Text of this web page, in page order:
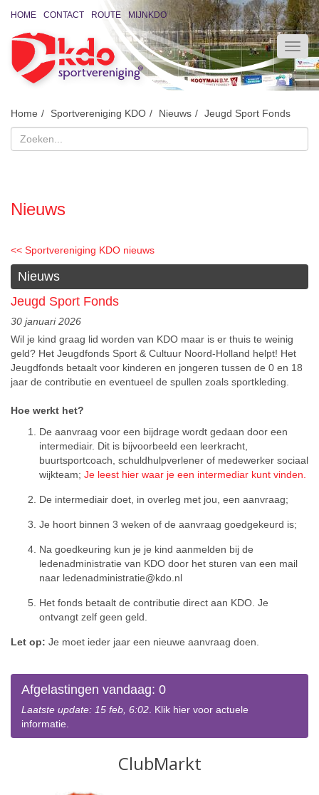
HOME CONTACT ROUTE MIJNKDO
Home Sportvereniging KDO Nieuws Jeugd Sport Fonds
Nieuws
<< Sportvereniging KDO nieuws
Nieuws
Jeugd Sport Fonds
30 januari 2026
Wil je kind graag lid worden van KDO maar is er thuis te weinig
geld? Het Jeugdfonds Sport & Cultuur Noord-Holland helpt! Het
Jeugdfonds betaalt voor kinderen en jongeren tussen de 0 en 18
jaar de contributie en eventueel de spullen zoals sportkleding.
Hoe werkt het?
De aanvraag voor een bijdrage wordt gedaan door een
intermediair. Dit is bijvoorbeeld een leerkracht,
buurtsportcoach, schuldhulpverlener of medewerker sociaal
wijkteam; Je leest hier waar je een intermediar kunt vinden.
De intermediair doet, in overleg met jou, een aanvraag;
Je hoort binnen 3 weken of de aanvraag goedgekeurd is;
Na goedkeuring kun je je kind aanmelden bij de
ledenadministratie van KDO door het sturen van een mail
naar ledenadministratie@kdo.nl
Het fonds betaalt de contributie direct aan KDO. Je
ontvangt zelf geen geld.
Let op: Je moet ieder jaar een nieuwe aanvraag doen.
Afgelastingen vandaag: 0
Laatste update: 15 feb, 6:02. Klik hier voor actuele
informatie.